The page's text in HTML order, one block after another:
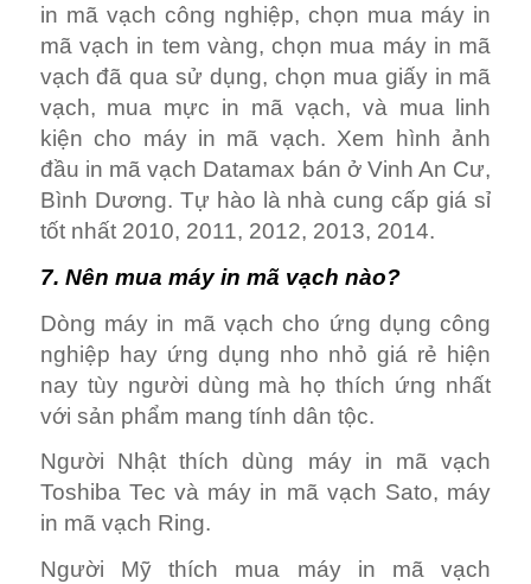
in mã vạch công nghiệp, chọn mua máy in
mã vạch in tem vàng, chọn mua máy in mã
vạch đã qua sử dụng, chọn mua giấy in mã
vạch, mua mực in mã vạch, và mua linh
kiện cho máy in mã vạch. Xem hình ảnh
đầu in mã vạch Datamax bán ở Vinh An Cư,
Bình Dương. Tự hào là nhà cung cấp giá sỉ
tốt nhất 2010, 2011, 2012, 2013, 2014.
7. Nên mua máy in mã vạch nào?
Dòng máy in mã vạch cho ứng dụng công
nghiệp hay ứng dụng nho nhỏ giá rẻ hiện
nay tùy người dùng mà họ thích ứng nhất
với sản phẩm mang tính dân tộc.
Người Nhật thích dùng máy in mã vạch
Toshiba Tec và máy in mã vạch Sato, máy
in mã vạch Ring.
Người Mỹ thích mua máy in mã vạch